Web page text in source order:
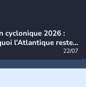
cyclonique 2026 :
l’Atlantique reste
22/07